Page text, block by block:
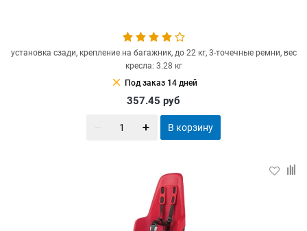
установка сзади, крепление на багажник, до 22 кг, 3-точечные ремни, вес
кресла: 3.28 кг
clear Под заказ 14 дней
357.45 руб
В корзину